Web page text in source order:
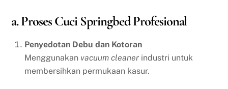
a. Proses Cuci Springbed Profesional
Penyedotan Debu dan Kotoran
Menggunakan vacuum cleaner industri untuk
membersihkan permukaan kasur.